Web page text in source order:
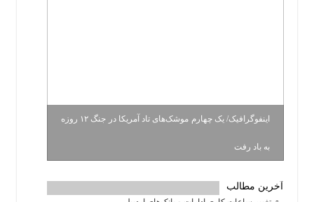
اینفوگرافیک/ یک چهارم موشک‌های تاد آمریکا در جنگ ۱۲ روزه
به باد رفت
آخرین مطالب